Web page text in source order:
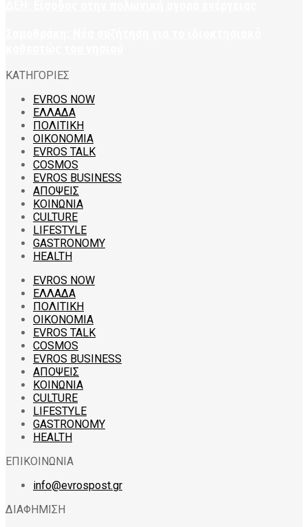
ΚΑΤΗΓΟΡΙΕΣ
EVROS NOW
ΕΛΛΑΔΑ
ΠΟΛΙΤΙΚΗ
ΟΙΚΟΝΟΜΙΑ
EVROS TALK
COSMOS
EVROS BUSINESS
ΑΠΟΨΕΙΣ
ΚΟΙΝΩΝΙΑ
CULTURE
LIFESTYLE
GASTRONOMY
HEALTH
EVROS NOW
ΕΛΛΑΔΑ
ΠΟΛΙΤΙΚΗ
ΟΙΚΟΝΟΜΙΑ
EVROS TALK
COSMOS
EVROS BUSINESS
ΑΠΟΨΕΙΣ
ΚΟΙΝΩΝΙΑ
CULTURE
LIFESTYLE
GASTRONOMY
HEALTH
ΕΠΙΚΟΙΝΩΝΙΑ
info@evrospost.gr
ΔΙΑΦΗΜΙΣΗ